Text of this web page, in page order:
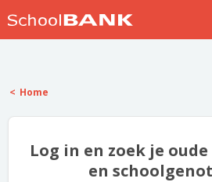
Help
Home
Log in en zoek je
en